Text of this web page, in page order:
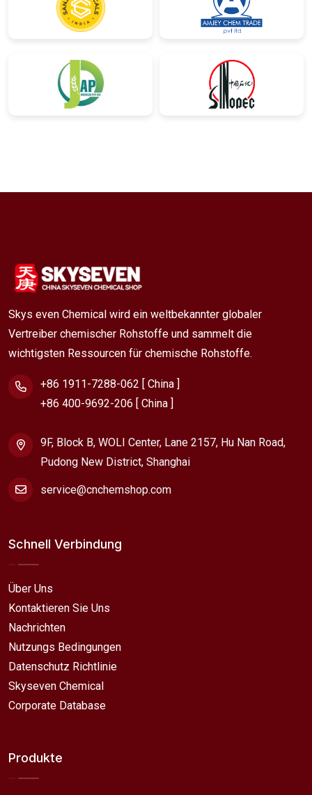
Skys even Chemical wird ein weltbekannter globaler
Vertreiber chemischer Rohstoffe und sammelt die
wichtigsten Ressourcen für chemische Rohstoffe.
+86 1911-7288-062 [ China ]
+86 400-9692-206 [ China ]
9F, Block B, WOLI Center, Lane 2157, Hu Nan Road,
Pudong New District, Shanghai
service@cnchemshop.com
Schnell Verbindung
Über Uns
Kontaktieren Sie Uns
Nachrichten
Nutzungs Bedingungen
Datenschutz Richtlinie
Skyseven Chemical
Corporate Database
Produkte